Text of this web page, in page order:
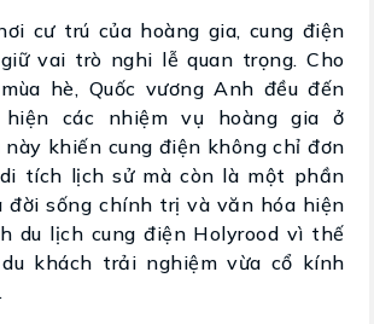
cư trú của hoàng gia, cung điện
vai trò nghi lễ quan trọng. Cho
hè, Quốc vương Anh đều đến
các nhiệm vụ hoàng gia ở
này khiến cung điện không chỉ đơn
tích lịch sử mà còn là một phần
đời sống chính trị và văn hóa hiện
du lịch cung điện Holyrood vì thế
khách trải nghiệm vừa cổ kính